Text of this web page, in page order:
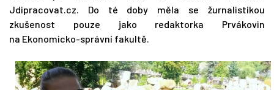
Jdipracovat.cz. Do té doby měla se žurnalistikou
zkušenost pouze jako redaktorka Prvákovin
na Ekonomicko-správní fakultě.